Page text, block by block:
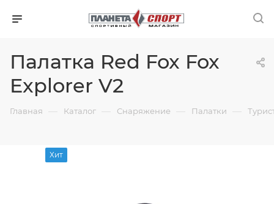
Палатка Red Fox Fox
Explorer V2
Главная — Каталог — Снаряжение — Палатки —
Хит